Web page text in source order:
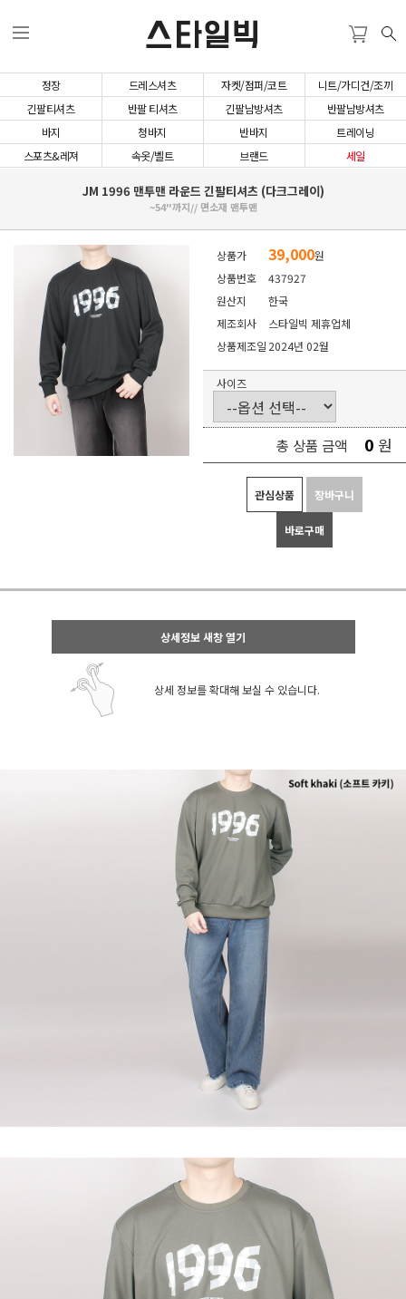
스타일빅
정장 드레스셔츠 자켓/점퍼/코트
니트/가디건/조끼
긴팔티셔츠
반팔 티셔츠 긴팔남방셔츠
반팔남방셔츠
바지
청바지 반바지
트레이닝
스포츠&레져
속옷/벨트 브랜드 세일
JM 1996 맨투맨 라운드 긴팔티셔츠 (다크그레이)
~54"까지// 면소재 맨투맨
상품가 39,000원
상품번호
437927
원산지
한국
제조회사
스타일빅 제휴업체
상품제조일 2024년 02월
사이즈
총 상품 금액 0 원
관심상품 장바구니
바로구매
상세정보 새창 열기
상세 정보를 확대해 보실 수 있습니다.